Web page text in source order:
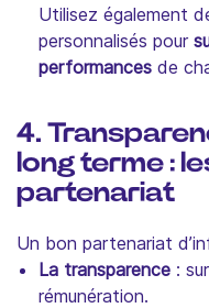
Utilisez également
personnalisés pour
performances de
4.
long terme :
partenariat
Un bon partenariat
La transparence :
rémunération.